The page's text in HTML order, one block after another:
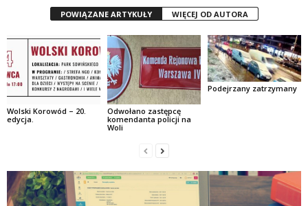
POWIĄZANE ARTYKUŁY WIĘCEJ OD AUTORA
Wolski Korowód – 20.
edycja.
Odwołano zastępcę
komendanta policji na
Woli
Podejrzany zatrzymany